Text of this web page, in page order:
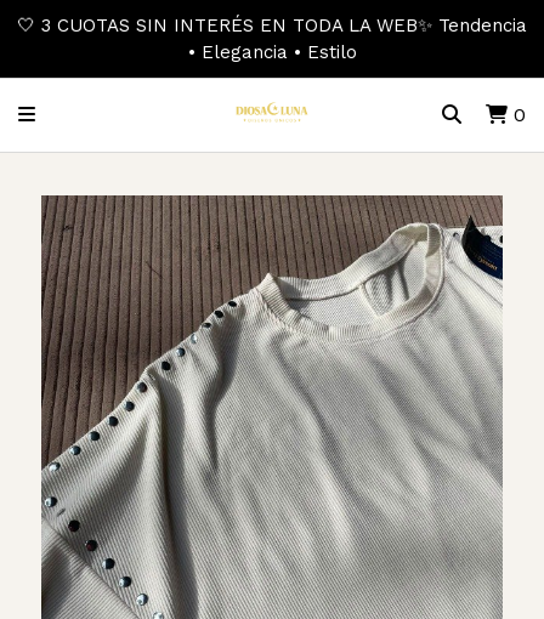
🤍 3 CUOTAS SIN INTERÉS EN TODA LA WEB✨ Tendencia
• Elegancia • Estilo
0